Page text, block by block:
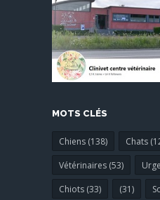
MOTS CLÉS
Chiens (138) Chats
Vétérinaires (53)
Chiots (33)
(31)